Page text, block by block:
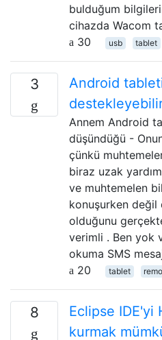
bulduğum
cihazda Wacom
30
usb tablet
3
Android
Annem Android
düşündüğü -
çünkü
biraz uzak
ve muhtemelen
konuşurken değil
olduğunu
verimli . Ben yok
okuma SMS
20
tablet
8
Eclipse IDE'yi
kurmak